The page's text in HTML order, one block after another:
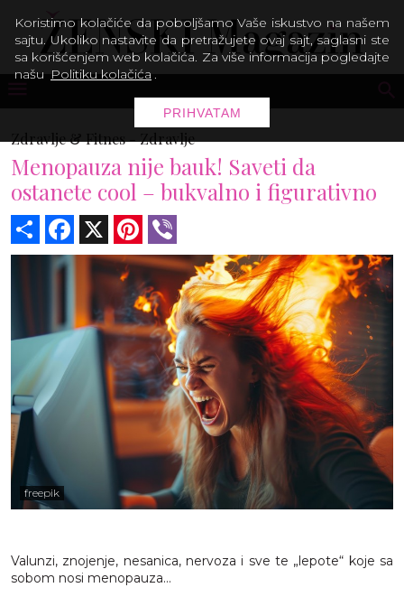
Zdravlje & Fitnes -Zdravlje
Menopauza nije bauk! Saveti da
ostanete cool – bukvalno i figurativno
Share Facebook Pinterest
freepik
Valunzi, znojenje, nesanica, nervoza i sve te „lepote“ koje sa
sobom nosi menopauza…
Koristimo kolačiće da poboljšamo Vaše iskustvo na našem
sajtu. Ukoliko nastavite da pretražujete ovaj sajt, saglasni ste
sa korišćenjem web kolačića. Za više informacija pogledajte
našu Politiku kolačića .
PRIHVATAM